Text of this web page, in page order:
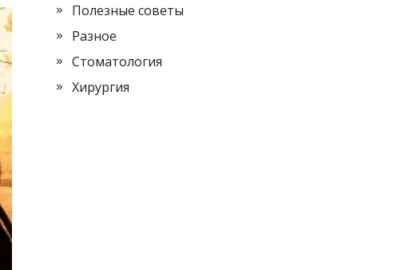
Полезные советы
Разное
Стоматология
Хирургия